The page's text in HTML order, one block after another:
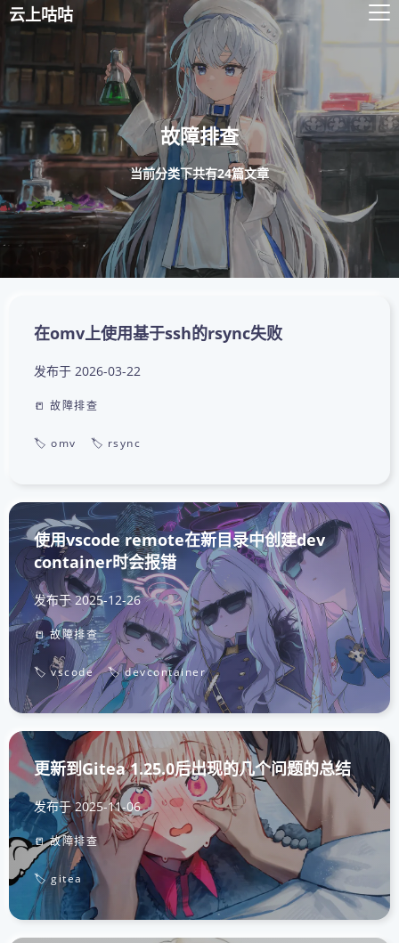
云上咕咕
故障排查
当前分类下共有24篇文章
在omv上使用基于ssh的rsync失败
发布于 2026-03-22
📒 故障排查
🏷️ omv 🏷️ rsync
使用vscode remote在新目录中创建dev
container时会报错
发布于 2025-12-26
📒 故障排查
🏷️ vscode 🏷️ devcontainer
更新到Gitea 1.25.0后出现的几个问题的总结
发布于 2025-11-06
📒 故障排查
🏷️ gitea